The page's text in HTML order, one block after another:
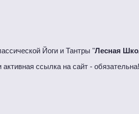
Йоги и Тантры "Лесная
активная ссылка на сайт -